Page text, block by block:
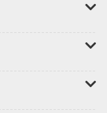
過多矯飾或
關係的誘惑